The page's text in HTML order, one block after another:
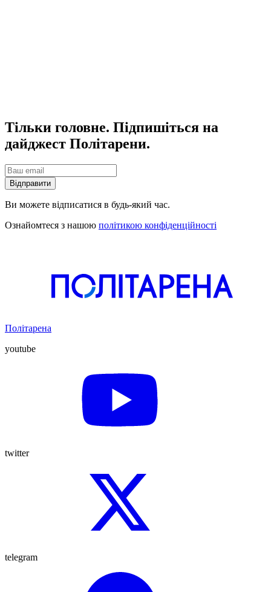
Тільки головне. Підпишіться на
дайджест Політарени.
Відправити
Ви можете відписатися в будь-який час.
Ознайомтеся з нашою політикою конфіденційності
Політарена
youtube
twitter
telegram